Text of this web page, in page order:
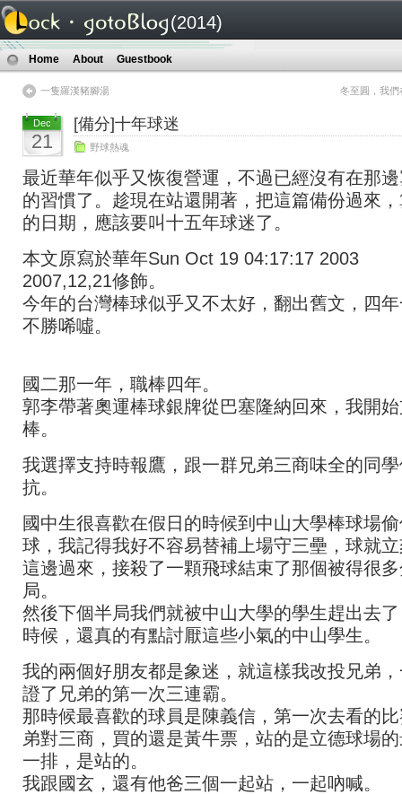
(2014)
Home About Guestbook
一隻羅漢豬腳湯 冬至圓，我們
Dec
21
[備分]十年球迷
野球熱魂
最近華年似乎又恢復營運，不過已經沒有在那
的習慣了。趁現在站還開著，把這篇備份過來
的日期，應該要叫十五年球迷了。
本文原寫於華年Sun Oct 19 04:17:17 2003
2007,12,21修飾。
今年的台灣棒球似乎又不太好，翻出舊文，四
不勝唏噓。
國二那一年，職棒四年。
郭李帶著奧運棒球銀牌從巴塞隆納回來，我開
棒。
我選擇支持時報鷹，跟一群兄弟三商味全的同
抗。
國中生很喜歡在假日的時候到中山大學棒球場
球，我記得我好不容易替補上場守三壘，球就
這邊過來，接殺了一顆飛球結束了那個被得很
局。
然後下個半局我們就被中山大學的學生趕出去
時候，還真的有點討厭這些小氣的中山學生。
我的兩個好朋友都是象迷，就這樣我改投兄弟
證了兄弟的第一次三連霸。
那時候最喜歡的球員是陳義信，第一次去看的
弟對三商，買的還是黃牛票，站的是立德球場
一排，是站的。
我跟國玄，還有他爸三個一起站，一起吶喊。